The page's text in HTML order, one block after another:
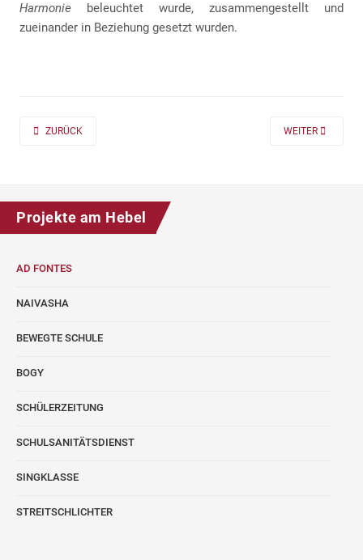
Harmonie beleuchtet wurde, zusammengestellt und
zueinander in Beziehung gesetzt wurden.
PREVIOUS ARTICLE: AD FONTES 2019/20 „MASS“ FÜR DIE KLASSEN 7
ZURÜCK NEXT ARTICLE:
WEITER
Projekte am Hebel
AD FONTES
NAIVASHA
BEWEGTE SCHULE
BOGY
SCHÜLERZEITUNG
SCHULSANITÄTSDIENST
SINGKLASSE
STREITSCHLICHTER